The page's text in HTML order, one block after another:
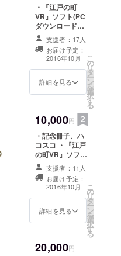
・『江戸の町
VR』ソフト(PC
ダウンロード
版） ・お礼メー
ル、CAMPFIRE
メッセージでの
開発状況報告
支援者：17人
お届け予定：
2016年10月
詳細を見る
こ
の
リ
タ
ー
ン
を
選
択
す
る
10,000円
・記念冊子、ハ
コスコ ・『江戸
の町VR』ソフト
(PCダウンロー
ド版） ・お礼
メール、
CAMPFIREメッ
セージでの開発
状況報告
支援者：11人
お届け予定：
2016年10月
詳細を見る
こ
の
リ
タ
ー
ン
を
選
択
す
る
20,000円